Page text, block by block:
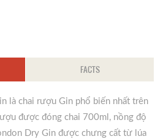
FACTS
là chai rượu Gin phổ biến nhất trên
được đóng chai 700ml, nồng độ
Dry Gin được chưng cất từ lúa